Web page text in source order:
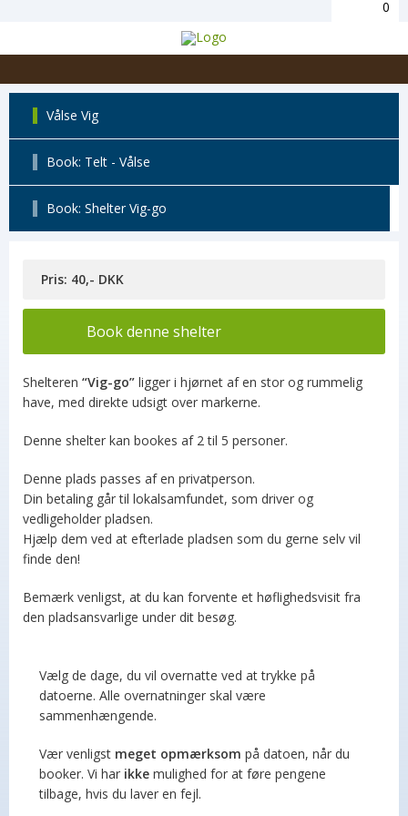
0
Vålse Vig
Book: Telt - Vålse
Book: Shelter Vig-go
Pris: 40,- DKK
Book denne shelter
Shelteren “Vig-go” ligger i hjørnet af en stor og rummelig
have, med direkte udsigt over markerne.
Denne shelter kan bookes af 2 til 5 personer.
Denne plads passes af en privatperson.
Din betaling går til lokalsamfundet, som driver og
vedligeholder pladsen.
Hjælp dem ved at efterlade pladsen som du gerne selv vil
finde den!
Bemærk venligst, at du kan forvente et høflighedsvisit fra
den pladsansvarlige under dit besøg.
Vælg de dage, du vil overnatte ved at trykke på
datoerne. Alle overnatninger skal være
sammenhængende.
Vær venligst meget opmærksom på datoen, når du
booker. Vi har ikke mulighed for at føre pengene
tilbage, hvis du laver en fejl.